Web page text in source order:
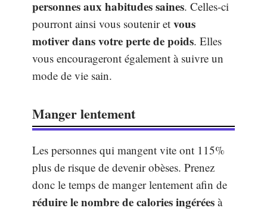
personnes aux habitudes saines. Celles-ci
pourront ainsi vous soutenir et vous
motiver dans votre perte de poids. Elles
vous encourageront également à suivre un
mode de vie sain.
Manger lentement
Les personnes qui mangent vite ont 115%
plus de risque de devenir obèses. Prenez
donc le temps de manger lentement afin de
réduire le nombre de calories ingérées à